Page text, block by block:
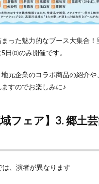
まった魅力的なブース大集合！
日㈰のみ開催です。
元企業のコラボ商品の紹介や
すのでお楽しみに♪
域フェア】3. 郷土
、演者が異なります